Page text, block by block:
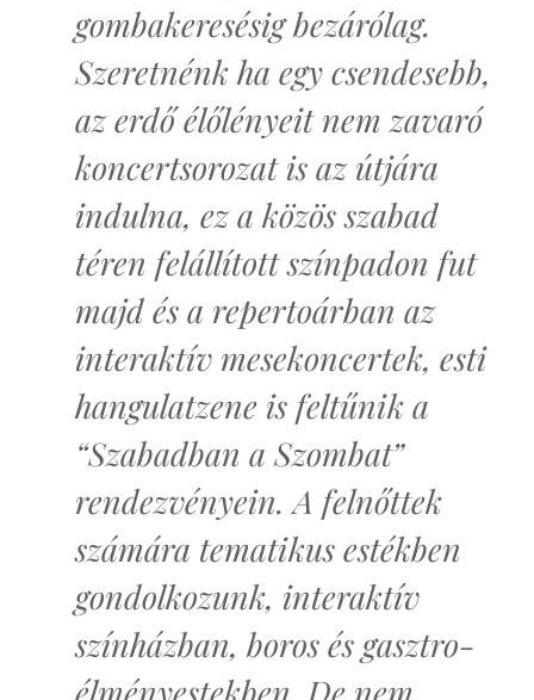
gombakeresésig bezárólag.
Szeretnénk ha egy csendesebb,
az erdő élőlényeit nem zavaró
koncertsorozat is az útjára
indulna, ez a közös szabad
téren felállított színpadon fut
majd és a repertoárban az
interaktív mesekoncertek, esti
hangulatzene is feltűnik a
“Szabadban a Szombat”
rendezvényein. A felnőttek
számára tematikus estékben
gondolkozunk, interaktív
színházban, boros és gasztro-